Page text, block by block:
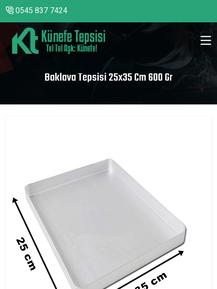
0545 837 7424
Baklava Tepsisi 25x35 Cm 600 Gr